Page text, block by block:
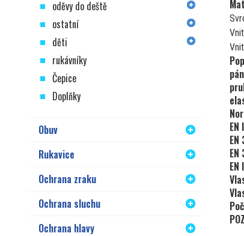
oděvy do deště
ostatní
děti
rukávníky
Čepice
Doplňky
Obuv
Rukavice
Ochrana zraku
Ochrana sluchu
Ochrana hlavy